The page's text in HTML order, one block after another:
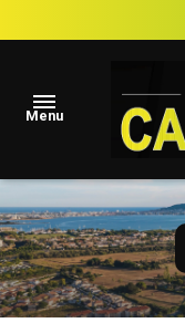
Menu
accueil
Locations
Vacances